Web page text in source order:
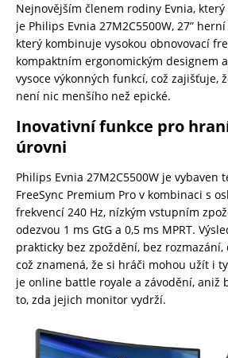
Nejnovějším členem rodiny Evnia,
je Philips Evnia 27M2C5500W, 27”
který kombinuje vysokou obnovovací
kompaktním ergonomickým designem
vysoce výkonných funkcí, což zajišťuje,
není nic menšího než epické.
Inovativní funkce pro
úrovni
Philips Evnia 27M2C5500W je vybaven
FreeSync Premium Pro v kombinaci s
frekvencí 240 Hz, nízkým vstupním
odezvou 1 ms GtG a 0,5 ms MPRT.
prakticky bez zpoždění, bez
což znamená, že si hráči mohou užít i
je online battle royale a závodění, aniž
to, zda jejich monitor vydrží.